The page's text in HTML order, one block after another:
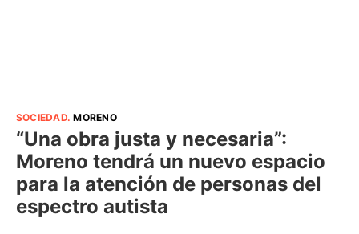
SOCIEDAD.MORENO
“Una obra justa y necesaria”:
Moreno tendrá un nuevo espacio
para la atención de personas del
espectro autista